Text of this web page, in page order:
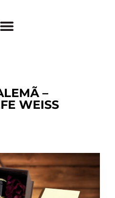
–
WEISS